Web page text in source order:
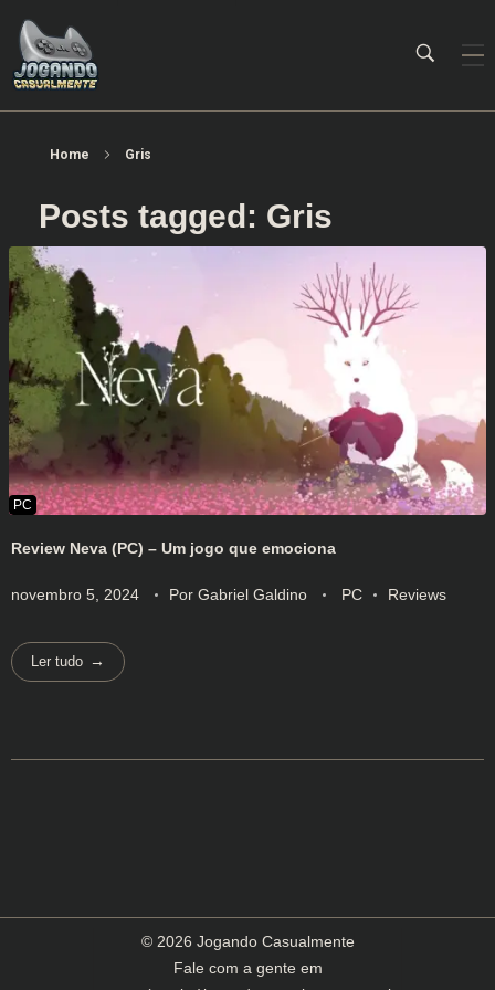
Home Gris
Posts tagged: Gris
Review Neva (PC) – Um jogo que emociona
novembro 5, 2024 Por Gabriel Galdino PC Reviews
Ler tudo
© 2026 Jogando Casualmente
Fale com a gente em